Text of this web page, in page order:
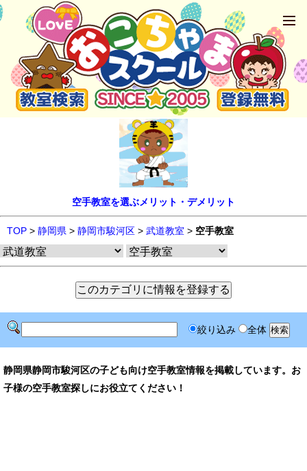
空手教室を選ぶメリット・デメリット
TOP > 静岡県 > 静岡市駿河区 > 武道教室 > 空手教室
絞り込み 全体
静岡県静岡市駿河区の子ども向け空手教室情報を掲載しています。お
子様の空手教室探しにお役立てください！